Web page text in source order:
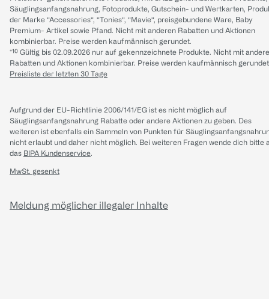
Säuglingsanfangsnahrung, Fotoprodukte, Gutschein- und Wertkarten,
der Marke “Accessories“, “Tonies“, “Mavie“, preisgebundene Ware, Baby
Premium- Artikel sowie Pfand. Nicht mit anderen Rabatten und Aktionen
kombinierbar. Preise werden kaufmännisch gerundet.
*¹⁰ Gültig bis 02.09.2026 nur auf gekennzeichnete Produkte. Nicht mit
Rabatten und Aktionen kombinierbar. Preise werden kaufmännisch
Preisliste der letzten 30 Tage
Aufgrund der EU-Richtlinie 2006/141/EG ist es nicht möglich auf
Säuglingsanfangsnahrung Rabatte oder andere Aktionen zu geben. Des
weiteren ist ebenfalls ein Sammeln von Punkten für
nicht erlaubt und daher nicht möglich. Bei weiteren Fragen wende dich bitte
das BIPA Kundenservice.
MwSt. gesenkt
Meldung möglicher illegaler Inhalte